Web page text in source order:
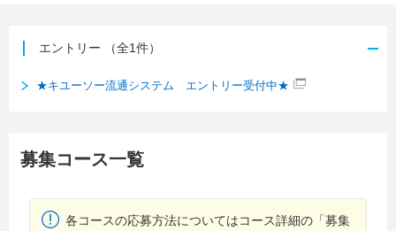
エントリー （全1件）
★キユーソー流通システム エントリー受付中★
募集コース一覧
各コースの応募方法についてはコース詳細の「募集